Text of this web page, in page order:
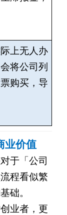
上无人办
将公司列
购买，导
业价值
于「公司
程看似繁
础。
业者，更